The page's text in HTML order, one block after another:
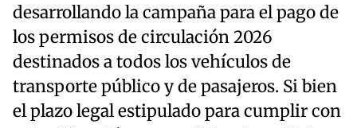
desarrollando la campaña para el pago de
los permisos de circulación 2026
destinados a todos los vehículos de
transporte público y de pasajeros. Si bien
el plazo legal estipulado para cumplir con